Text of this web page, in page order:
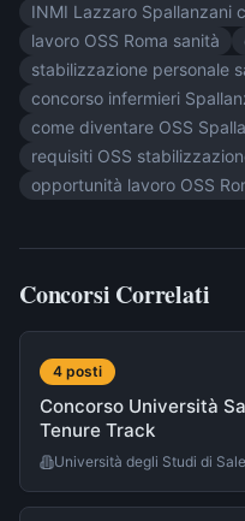
INMI Lazzaro Spallanzani
lavoro OSS Roma sanità
stabilizzazione personale
concorso infermieri
come diventare OSS
requisiti OSS
opportunità lavoro OSS
Concorsi Correlati
4 posti
Concorso Università
Tenure Track
Università degli Studi di